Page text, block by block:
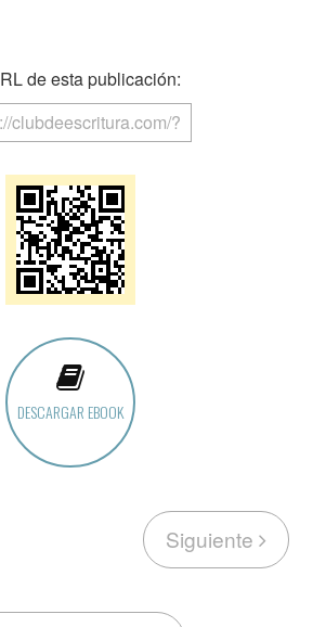
de esta publicación:
DESCARGAR EBOOK
Siguiente